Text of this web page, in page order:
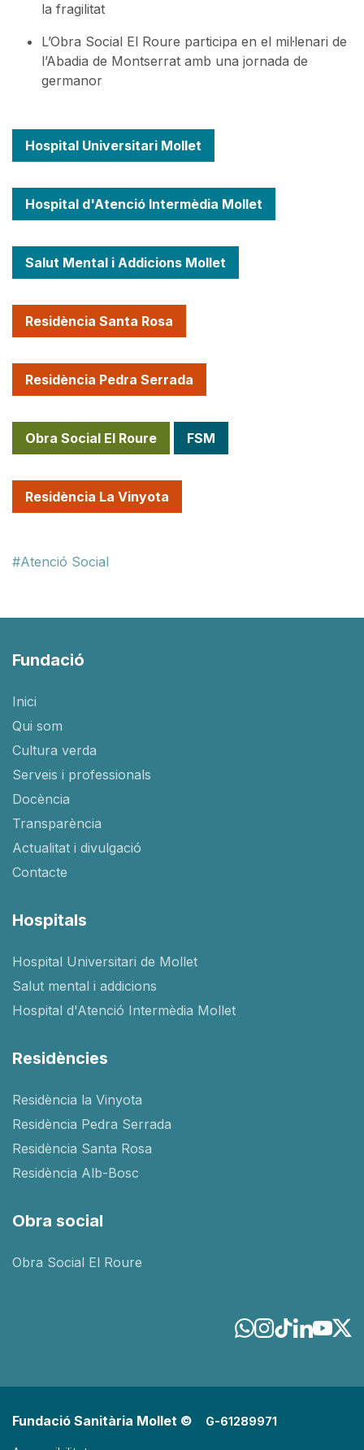
la fragilitat
L’Obra Social El Roure participa en el mil·lenari de
l’Abadia de Montserrat amb una jornada de
germanor
Hospital Universitari Mollet
Hospital d'Atenció Intermèdia Mollet
Salut Mental i Addicions Mollet
Residència Santa Rosa
Residència Pedra Serrada
Obra Social El Roure FSM
Residència La Vinyota
Atenció Social
Fundació
Inici
Qui som
Cultura verda
Serveis i professionals
Docència
Transparència
Actualitat i divulgació
Contacte
Hospitals
Hospital Universitari de Mollet
Salut mental i addicions
Hospital d'Atenció Intermèdia Mollet
Residències
Residència la Vinyota
Residència Pedra Serrada
Residència Santa Rosa
Residència Alb-Bosc
Obra social
Obra Social El Roure
Fundació Sanitària Mollet © G-61289971